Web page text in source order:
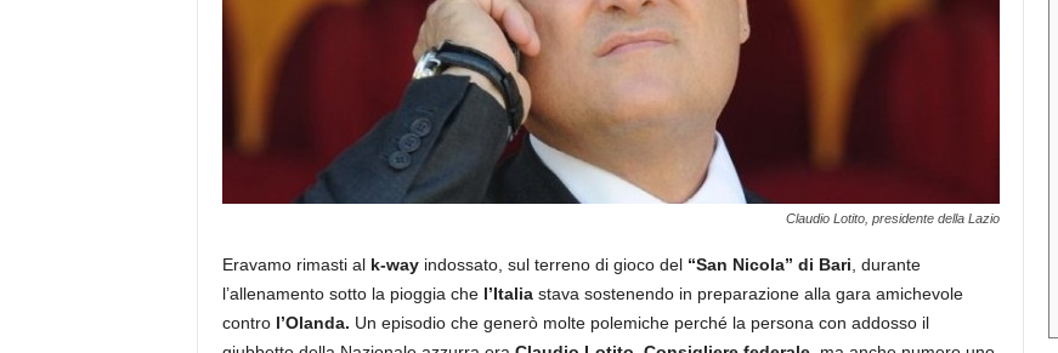
Claudio Lotito, presidente della Lazio
Eravamo rimasti al k-wayindossato, sul terreno di gioco del “San Nicola” di Bari , durante
l’allenamento sotto la pioggia che l’Italiastava sostenendo in preparazione alla gara amichevole
contro l’Olanda. Un episodio che generò molte polemiche perché la persona con addosso il